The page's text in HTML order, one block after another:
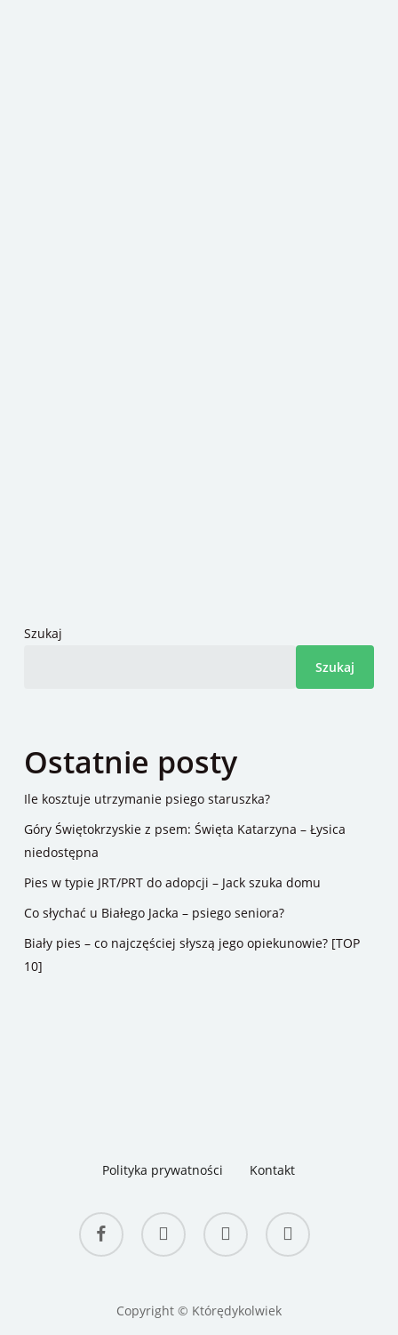
Szukaj
Szukaj
Ostatnie posty
Ile kosztuje utrzymanie psiego staruszka?
Góry Świętokrzyskie z psem: Święta Katarzyna – Łysica
niedostępna
Pies w typie JRT/PRT do adopcji – Jack szuka domu
Co słychać u Białego Jacka – psiego seniora?
Biały pies – co najczęściej słyszą jego opiekunowie? [TOP
10]
Polityka prywatności Kontakt
facebook youtube RSS instagram
Copyright © Którędykolwiek